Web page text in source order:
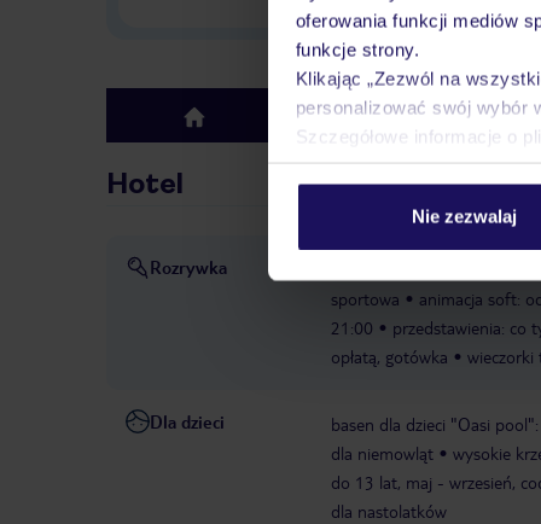
oferowania funkcji mediów
funkcje strony.
Klikając „Zezwól na
personalizować swój wybór
Szczegółowe informacje o
Nie zezwalaj
top Hotel
Hotel
Rozrywka
sportowa
animacja soft:
21:00
przedstawienia: co
opłatą, gotówka
wieczorki
Dla dzieci basen dla dzieci "Oasi
dla niemowląt
wysokie
do 13 lat, maj - wrzesień,
dla nastolatków